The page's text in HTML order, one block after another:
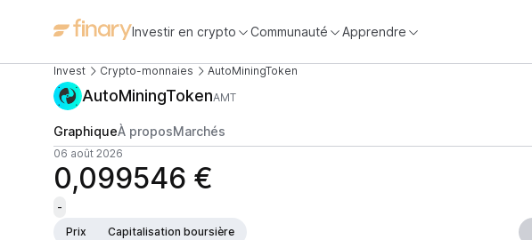
Investir en crypto Communauté Apprendre
Invest Crypto-monnaies AutoMiningToken
AutoMiningTokenAMT
GraphiqueÀ proposMarchés
06 août 2026
0,099546 €
-
Prix
Capitalisation boursière